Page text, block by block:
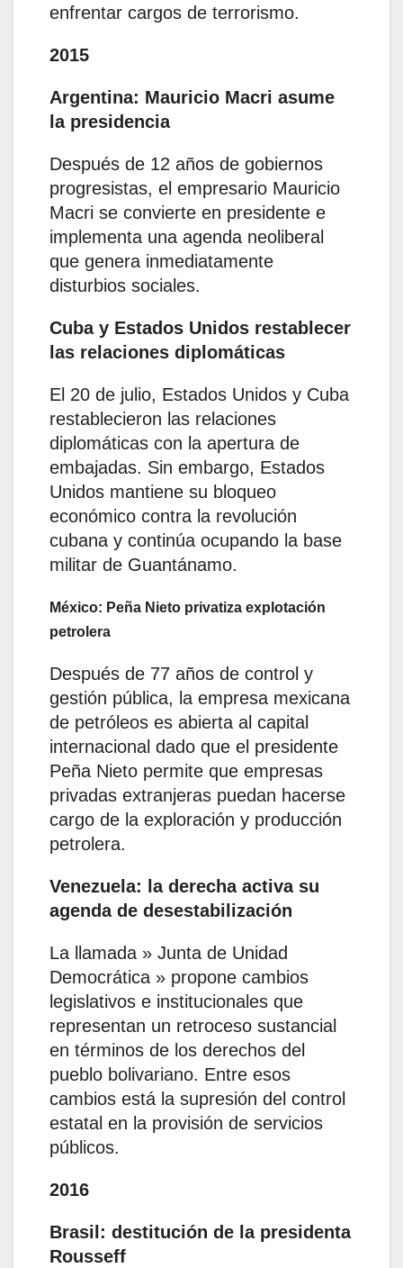
enfrentar cargos de terrorismo.
2015
Argentina: Mauricio Macri asume
la presidencia
Después de 12 años de gobiernos
progresistas, el empresario Mauricio
Macri se convierte en presidente e
implementa una agenda neoliberal
que genera inmediatamente
disturbios sociales.
Cuba y Estados Unidos restablecer
las relaciones diplomáticas
El 20 de julio, Estados Unidos y Cuba
restablecieron las relaciones
diplomáticas con la apertura de
embajadas. Sin embargo, Estados
Unidos mantiene su bloqueo
económico contra la revolución
cubana y continúa ocupando la base
militar de Guantánamo.
México: Peña Nieto privatiza explotación
petrolera
Después de 77 años de control y
gestión pública, la empresa mexicana
de petróleos es abierta al capital
internacional dado que el presidente
Peña Nieto permite que empresas
privadas extranjeras puedan hacerse
cargo de la exploración y producción
petrolera.
Venezuela: la derecha activa su
agenda de desestabilización
La llamada » Junta de Unidad
Democrática » propone cambios
legislativos e institucionales que
representan un retroceso sustancial
en términos de los derechos del
pueblo bolivariano. Entre esos
cambios está la supresión del control
estatal en la provisión de servicios
públicos.
2016
Brasil: destitución de la presidenta
Rousseff